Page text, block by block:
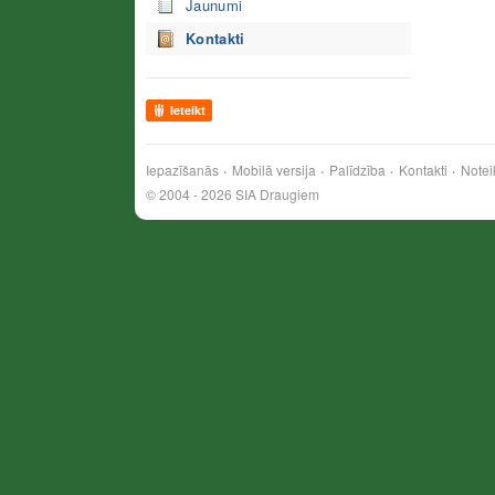
Jaunumi
Kontakti
Ieteikt
Iepazīšanās Mobilā versija Palīdzība Kontakti
© 2004 - 2026 SIA Draugiem